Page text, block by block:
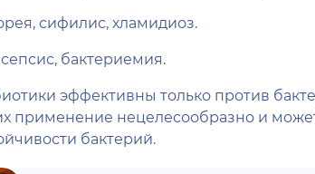
сифилис, хламидиоз.
бактериемия.
эффективны только против
применение нецелесообразно и
бактерий.